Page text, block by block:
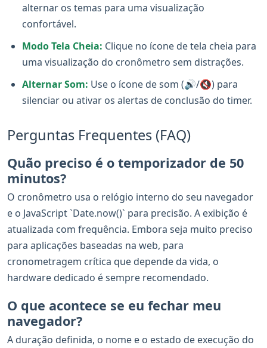
alternar os temas para uma visualização
confortável.
Modo Tela Cheia: Clique no ícone de tela cheia para
uma visualização do cronômetro sem distrações.
Alternar Som: Use o ícone de som (🔊/🔇) para
silenciar ou ativar os alertas de conclusão do timer.
Perguntas Frequentes (FAQ)
Quão preciso é o temporizador de 50
minutos?
O cronômetro usa o relógio interno do seu navegador
e o JavaScript `Date.now()` para precisão. A exibição é
atualizada com frequência. Embora seja muito preciso
para aplicações baseadas na web, para
cronometragem crítica que depende da vida, o
hardware dedicado é sempre recomendado.
O que acontece se eu fechar meu
navegador?
A duração definida, o nome e o estado de execução do